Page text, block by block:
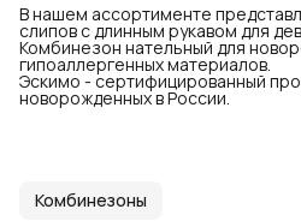
В нашем ассортименте
слипов с длинным рукавом для
Комбинезон нательный для
гипоаллергенных материалов.
Эскимо - сертифицированный
новорожденных в России.
Комбинезоны